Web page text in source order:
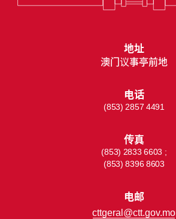
地址
澳门议事亭前地
电话
(853) 2857 4491
传真
(853) 2833 6603 ;
(853) 8396 8603
电邮
cttgeral@ctt.gov.mo